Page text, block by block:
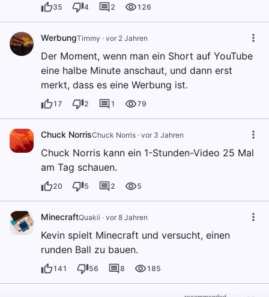
35 4 2 126
WerbungTirnmy · vor 2 Jahren
Der Moment, wenn man ein Short auf YouTube
eine halbe Minute anschaut, und dann erst
merkt, dass es eine Werbung ist.
17 2 1 79
Chuck NorrisChuck Norris · vor 3 Jahren
Chuck Norris kann ein 1-Stunden-Video 25 Mal
am Tag schauen.
20 5 2 5
MinecraftQuakii · vor 8 Jahren
Kevin spielt Minecraft und versucht, einen
runden Ball zu bauen.
141 56 8 185